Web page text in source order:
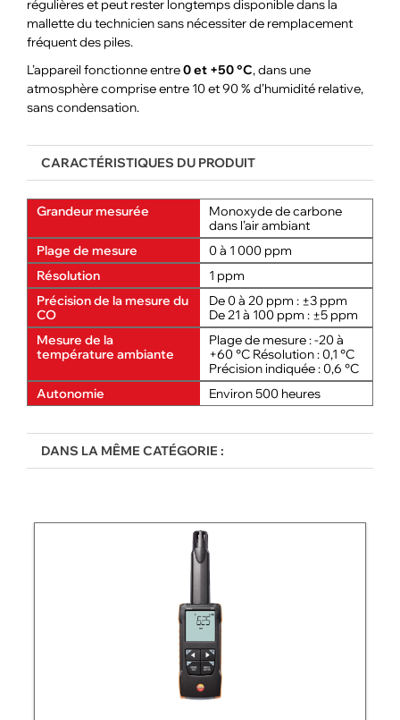
régulières et peut rester longtemps disponible dans la
mallette du technicien sans nécessiter de remplacement
fréquent des piles.
L’appareil fonctionne entre0 et +50 °C, dans une
atmosphère comprise entre 10 et 90 % d’humidité relative,
sans condensation.
CARACTÉRISTIQUES DU PRODUIT
Grandeur mesurée
Monoxyde de carbone
dans l’air ambiant
Plage de mesure
0 à 1 000 ppm
Résolution
1 ppm
Précision de la mesure du
CO
De 0 à 20 ppm : ±3 ppm
De 21 à 100 ppm : ±5 ppm
Mesure de la
température ambiante
Plage de mesure : -20 à
+60 °C Résolution : 0,1 °C
Précision indiquée : 0,6 °C
Autonomie
Environ 500 heures
DANS LA MÊME CATÉGORIE :